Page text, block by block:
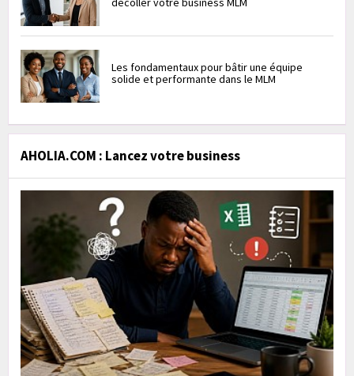
Les fondamentaux pour bâtir une équipe
solide et performante dans le MLM
AHOLIA.COM : Lancez votre business